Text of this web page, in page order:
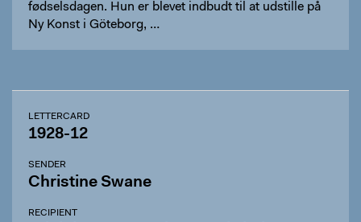
fødselsdagen. Hun er blevet indbudt til at udstille på
Ny Konst i Göteborg, …
LETTERCARD
1928-12
SENDER
Christine Swane
RECIPIENT